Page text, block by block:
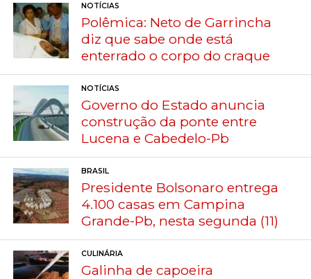
NOTÍCIAS
Polêmica: Neto de Garrincha
diz que sabe onde está
enterrado o corpo do craque
NOTÍCIAS
Governo do Estado anuncia
construção da ponte entre
Lucena e Cabedelo-Pb
BRASIL
Presidente Bolsonaro entrega
4.100 casas em Campina
Grande-Pb, nesta segunda (11)
CULINÁRIA
Galinha de capoeira